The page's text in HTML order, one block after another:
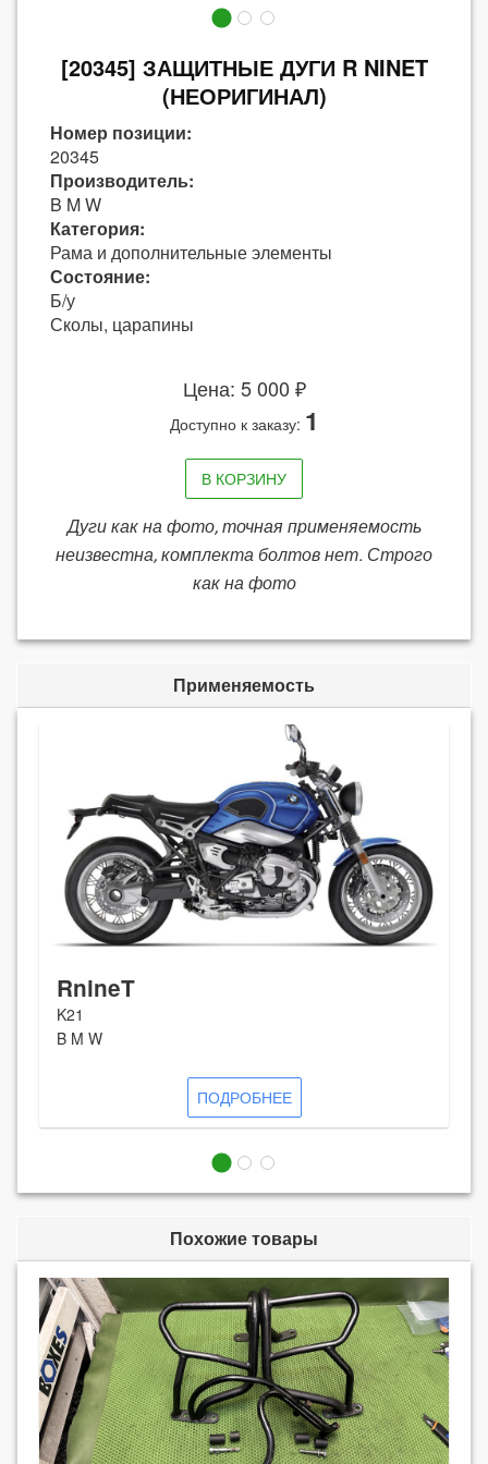
[20345] ЗАЩИТНЫЕ ДУГИ R NINET
(НЕОРИГИНАЛ)
Номер позиции:
20345
Производитель:
B M W
Категория:
Рама и дополнительные элементы
Состояние:
Б/у
Сколы, царапины
Цена: 5 000 ₽
Доступно к заказу: 1
В КОРЗИНУ
Дуги как на фото, точная применяемость
неизвестна, комплекта болтов нет. Строго
как на фото
Применяемость
RnineT
K21
B M W
ПОДРОБНЕЕ
Похожие товары